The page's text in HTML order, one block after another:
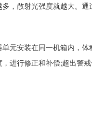
，散射光强度就越大。
元安装在同一机箱内，
进行修正和补偿;超出警戒